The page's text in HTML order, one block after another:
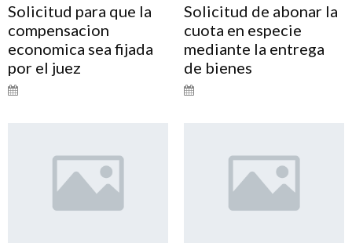
Solicitud para que la
compensacion
economica sea fijada
por el juez
Solicitud de abonar la
cuota en especie
mediante la entrega
de bienes